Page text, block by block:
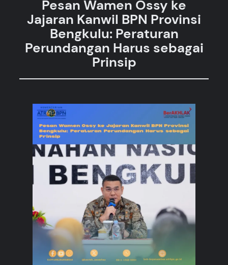
Pesan Wamen Ossy ke
Jajaran Kanwil BPN Provinsi
Bengkulu: Peraturan
Perundangan Harus sebagai
Prinsip